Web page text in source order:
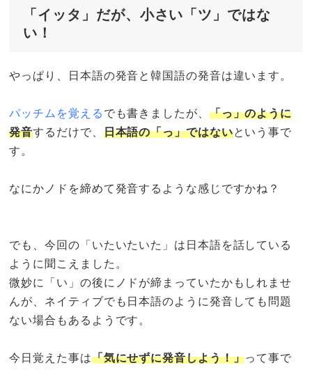
「イッタ」だが、小さい「ツ」ではな
い！
やっぱり、日本語の発音と韓国語の発音は違います。
パッチムを覚える でも書きましたが、 「っ」のように
発音するだけで、 日本語の「っ」ではないという事で
す。
なにかノドを締めて発音するような感じですかね？
でも、今回の「いたいたいた」は日本語を話している
ように聞こえました。
微妙に「い」の後にノドが締まっていたかもしれませ
んが、ネイティブでも日本語のように発音しても問題
ない場合もあるようです。
今日覚えた事は「気にせずに発音しよう！」って事で